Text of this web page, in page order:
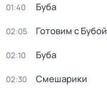
01:40 Буба
02:05 Готовим с Бубой
02:10 Буба
02:30 Смешарики